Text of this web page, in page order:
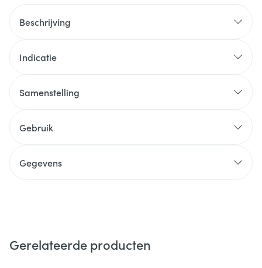
Beschrijving
Indicatie
Samenstelling
Gebruik
Gegevens
Gerelateerde producten